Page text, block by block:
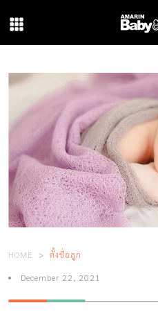
HOME ตั้งชื่อลูก
December 22, 2021